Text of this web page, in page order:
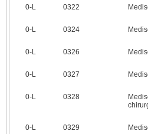
0‑L 0322
0‑L 0324
0‑L 0326
0‑L 0327
0‑L 0328
0‑L 0329